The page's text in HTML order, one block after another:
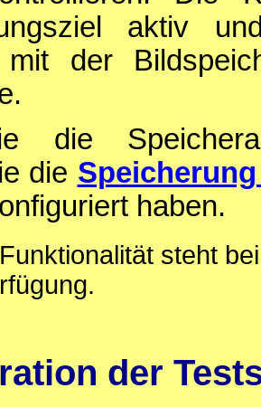
aktiv
mit der
die
die
haben.
steht
der